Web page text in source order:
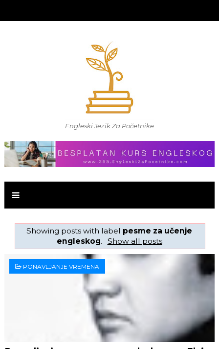
Engleski Jezik Za Početnike
Showing posts with label pesme za učenje
engleskog. Show all posts
PONAVLJANJE VREMENA